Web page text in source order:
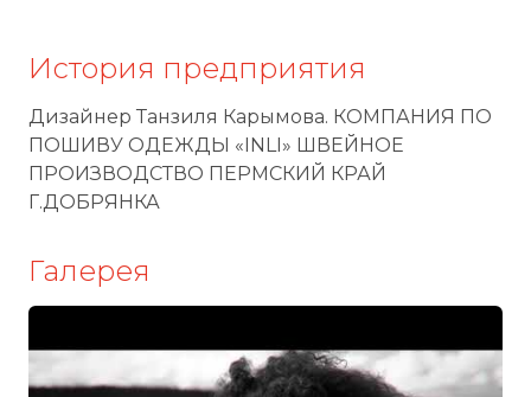
История предприятия
Дизайнер Танзиля Карымова. КОМПАНИЯ ПО
ПОШИВУ ОДЕЖДЫ «INLI» ШВЕЙНОЕ
ПРОИЗВОДСТВО ПЕРМСКИЙ КРАЙ
Г.ДОБРЯНКА
Галерея